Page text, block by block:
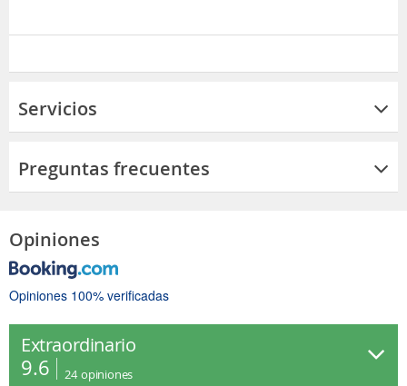
Servicios
Preguntas frecuentes
Opiniones
Opiniones 100% verificadas
Extraordinario
9.6 24 opiniones